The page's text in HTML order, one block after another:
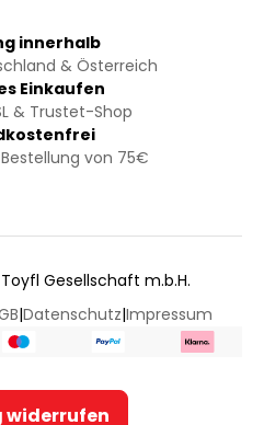
innerhalb
& Österreich
Einkaufen
& Trustet-Shop
von 75€
Gesellschaft m.b.H.
|Datenschutz|Impressum
widerrufen